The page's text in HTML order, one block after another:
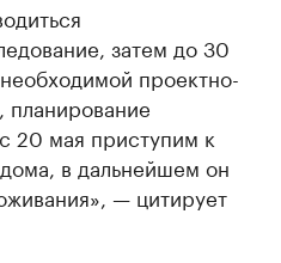
затем до 30
проектно-
планирование
20 мая приступим к
в дальнейшем он
— цитирует